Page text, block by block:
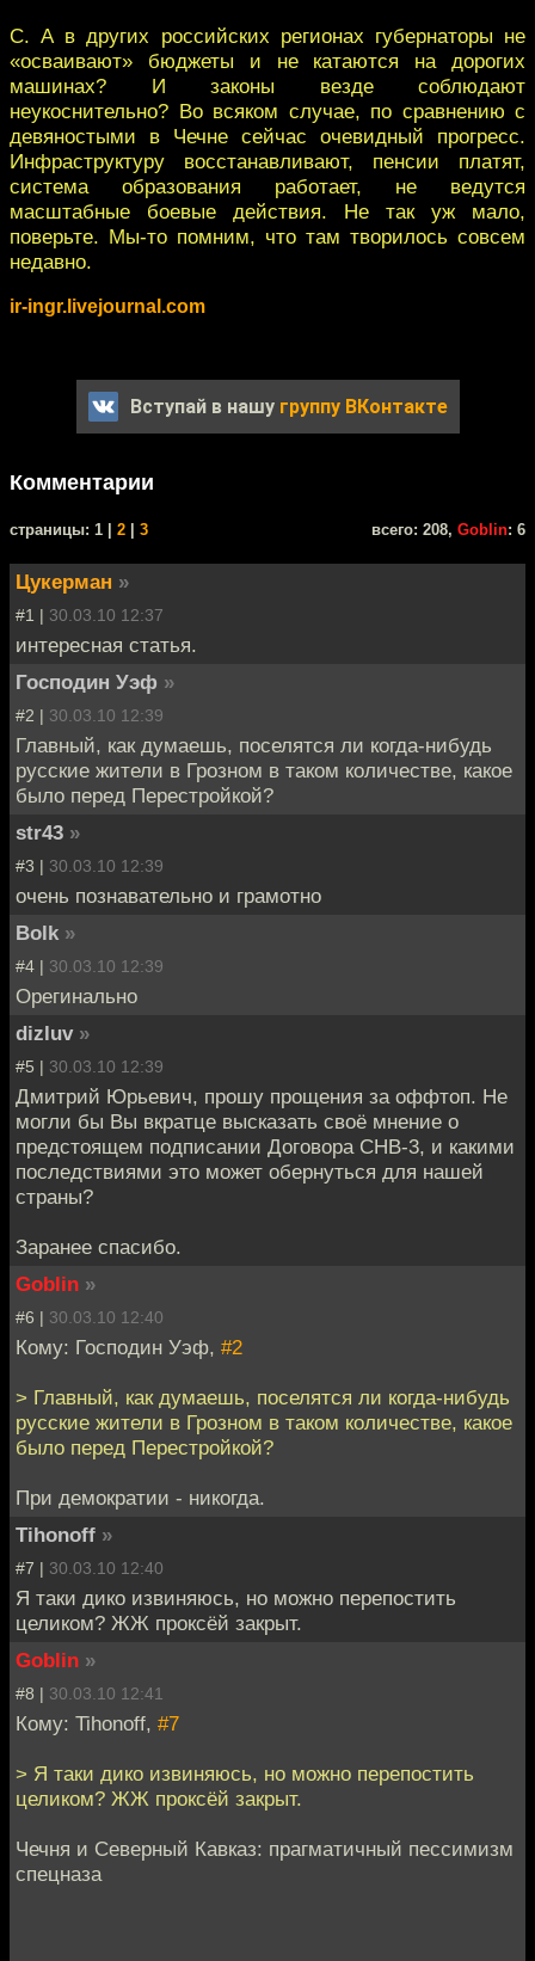
С. А в других российских регионах губернаторы не
«осваивают» бюджеты и не катаются на дорогих
машинах? И законы везде соблюдают
неукоснительно? Во всяком случае, по сравнению с
девяностыми в Чечне сейчас очевидный прогресс.
Инфраструктуру восстанавливают, пенсии платят,
система образования работает, не ведутся
масштабные боевые действия. Не так уж мало,
поверьте. Мы-то помним, что там творилось совсем
недавно.
ir-ingr.livejournal.com
Вступай в нашу группу ВКонтакте
Комментарии
cтраницы: 1 | 2 3 всего: 208, Goblin: 6
Цукерман »
#1 | 30.03.10 12:37
интересная статья.
Господин Уэф »
#2 | 30.03.10 12:39
Главный, как думаешь, поселятся ли когда-нибудь
русские жители в Грозном в таком количестве, какое
было перед Перестройкой?
str43 »
#3 | 30.03.10 12:39
очень познавательно и грамотно
Bolk »
#4 | 30.03.10 12:39
Орегинально
dizluv »
#5 | 30.03.10 12:39
Дмитрий Юрьевич, прошу прощения за оффтоп. Не
могли бы Вы вкратце высказать своё мнение о
предстоящем подписании Договора СНВ-3, и какими
последствиями это может обернуться для нашей
страны?
Заранее спасибо.
Goblin »
#6 | 30.03.10 12:40
Кому: Господин Уэф, #2
> Главный, как думаешь, поселятся ли когда-нибудь
русские жители в Грозном в таком количестве, какое
было перед Перестройкой?
При демократии - никогда.
Tihonoff »
#7 | 30.03.10 12:40
Я таки дико извиняюсь, но можно перепостить
целиком? ЖЖ проксёй закрыт.
Goblin »
#8 | 30.03.10 12:41
Кому: Tihonoff, #7
> Я таки дико извиняюсь, но можно перепостить
целиком? ЖЖ проксёй закрыт.
Чечня и Северный Кавказ: прагматичный пессимизм
спецназа